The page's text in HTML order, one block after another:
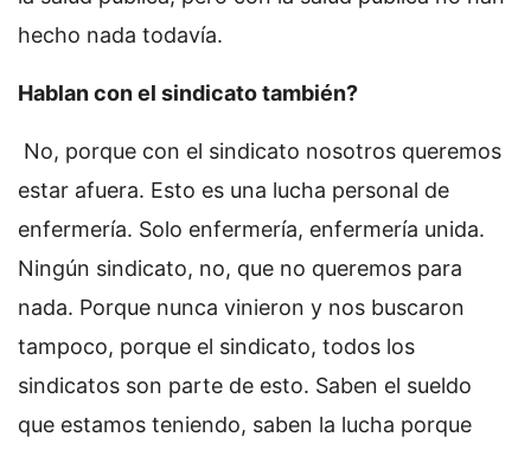
hecho nada todavía.
Hablan con el sindicato también?
No, porque con el sindicato nosotros queremos
estar afuera. Esto es una lucha personal de
enfermería. Solo enfermería, enfermería unida.
Ningún sindicato, no, que no queremos para
nada. Porque nunca vinieron y nos buscaron
tampoco, porque el sindicato, todos los
sindicatos son parte de esto. Saben el sueldo
que estamos teniendo, saben la lucha porque